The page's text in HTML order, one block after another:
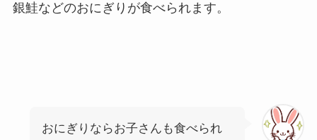
銀鮭などのおにぎりが食べられます。
おにぎりならお子さんも食べられ